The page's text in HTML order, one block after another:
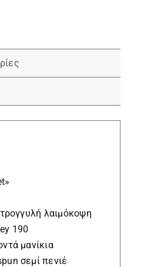
λαιμόκοψη
190
μανίκια
σεμί πενιέ